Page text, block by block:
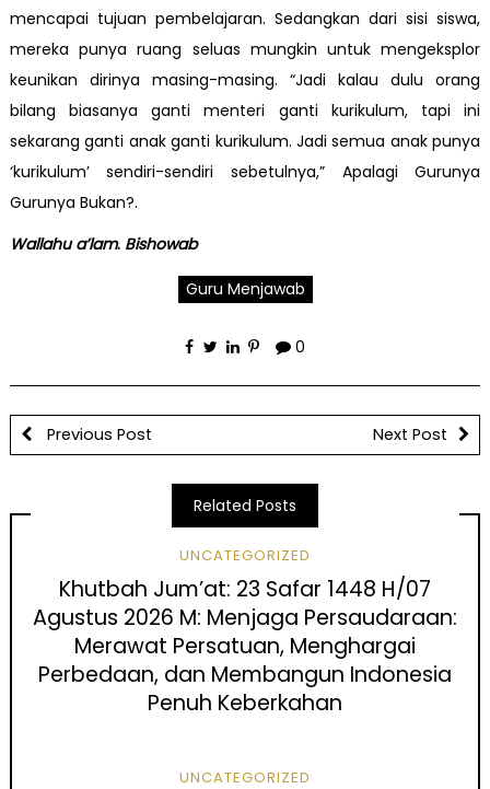
mencapai tujuan pembelajaran. Sedangkan dari sisi siswa,
mereka punya ruang seluas mungkin untuk mengeksplor
keunikan dirinya masing-masing. “Jadi kalau dulu orang
bilang biasanya ganti menteri ganti kurikulum, tapi ini
sekarang ganti anak ganti kurikulum. Jadi semua anak punya
‘kurikulum’ sendiri-sendiri sebetulnya,” Apalagi Gurunya
Gurunya Bukan?.
Wallahu a’lam. Bishowab
Guru Menjawab
0
Previous Post Next Post
Related Posts
UNCATEGORIZED
Khutbah Jum’at: 23 Safar 1448 H/07
Agustus 2026 M: Menjaga Persaudaraan:
Merawat Persatuan, Menghargai
Perbedaan, dan Membangun Indonesia
Penuh Keberkahan
UNCATEGORIZED